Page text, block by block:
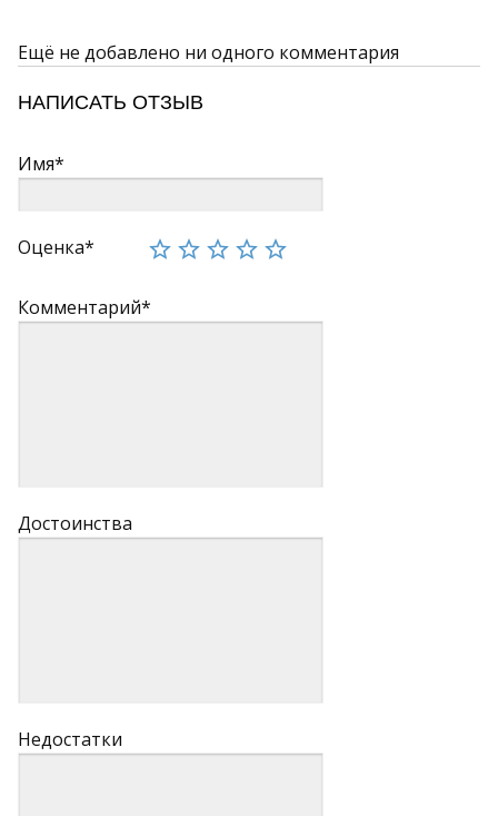
Ещё не добавлено ни одного комментария
НАПИСАТЬ ОТЗЫВ
Имя*
Оценка*
Комментарий*
Достоинства
Недостатки